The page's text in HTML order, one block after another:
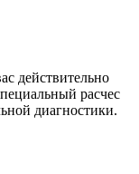
действительно
расчес
диагностики.